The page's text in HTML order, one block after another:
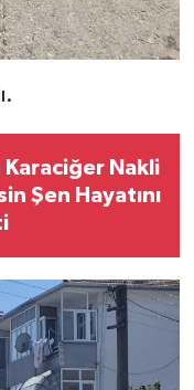
Karaciğer Nakli
Şen Hayatını